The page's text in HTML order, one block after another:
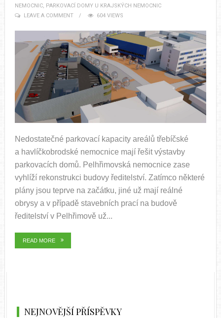
NEMOCNIC, PARKOVACÍ DOMY U KRAJSKÝCH NEMOCNIC
LEAVE A COMMENT
604 VIEWS
Nedostatečné parkovací kapacity areálů třebíčské
a havlíčkobrodské nemocnice mají řešit výstavby
parkovacích domů. Pelhřimovská nemocnice zase
vyhlíží rekonstrukci budovy ředitelství. Zatímco některé
plány jsou teprve na začátku, jiné už mají reálné
obrysy a v případě stavebních prací na budově
ředitelství v Pelhřimově už...
READ MORE
NEJNOVĚJŠÍ PŘÍSPĚVKY